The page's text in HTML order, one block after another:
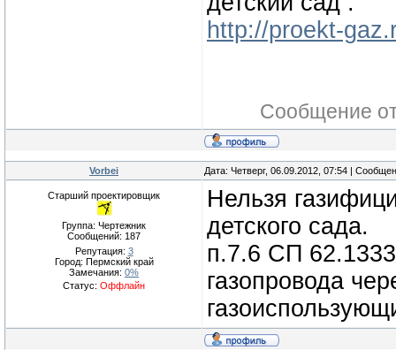
http://proekt-
Сообщение
Vorbei Дата: Четверг, 06.09.2012, 07:54 |
Старший проектировщик
Группа: Чертежник
Сообщений: 187
Репутация: 3
Город: Пермский край
Замечания: 0%
Статус: Оффлайн
Нельзя
детского сада.
п.7.6 СП
газопровода